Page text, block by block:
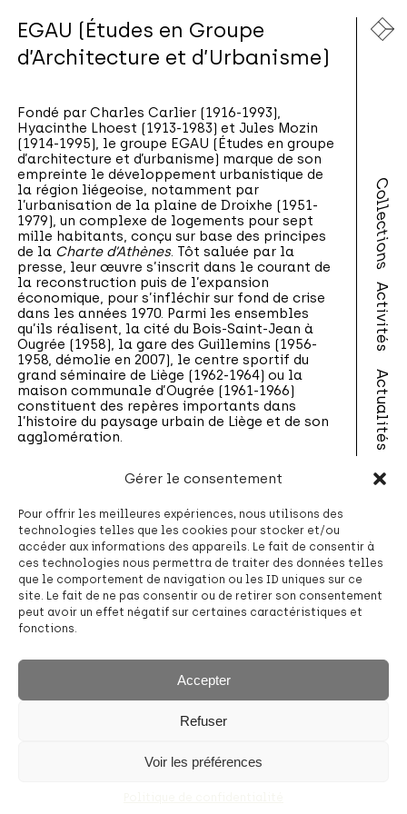
Gérer le consentement
Pour offrir les meilleures expériences, nous utilisons des
technologies telles que les cookies pour stocker et/ou
accéder aux informations des appareils. Le fait de consentir à
ces technologies nous permettra de traiter des données telles
que le comportement de navigation ou les ID uniques sur ce
site. Le fait de ne pas consentir ou de retirer son consentement
peut avoir un effet négatif sur certaines caractéristiques et
fonctions.
Accepter
Refuser
Voir les préférences
Collections
Activités
Actualités
A propos
Contact
EGAU (Études en Groupe
d’Architecture et d’Urbanisme)
Fondé par Charles Carlier (1916-1993),
Hyacinthe Lhoest (1913-1983) et Jules Mozin
(1914-1995), le groupe EGAU (Études en groupe
d’architecture et d’urbanisme) marque de son
empreinte le développement urbanistique de
la région liégeoise, notamment par
l’urbanisation de la plaine de Droixhe (1951-
1979), un complexe de logements pour sept
mille habitants, conçu sur base des principes
de la Charte d’Athènes. Tôt saluée par la
presse, leur œuvre s’inscrit dans le courant de
la reconstruction puis de l’expansion
économique, pour s’infléchir sur fond de crise
dans les années 1970. Parmi les ensembles
qu’ils réalisent, la cité du Bois-Saint-Jean à
Ougrée (1958), la gare des Guillemins (1956-
1958, démolie en 2007), le centre sportif du
grand séminaire de Liège (1962-1964) ou la
maison communale d’Ougrée (1961-1966)
constituent des repères importants dans
l’histoire du paysage urbain de Liège et de son
agglomération.
Leaflet |©OpenStreetMap contributors
Gare des
Guillemins